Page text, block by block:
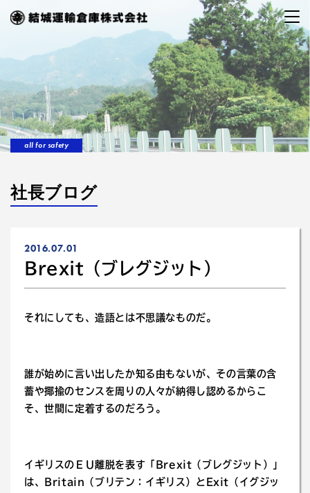
all for safety
社長ブログ
2016.07.01
Brexit（ブレグジット）
それにしても、造語とは不思議なものだ。
誰が始めに言い出したか知る由もないが、その言葉の含
蓄や揶揄のセンスを周りの人々が納得し認めるからこ
そ、世間に定着するのだろう。
イギリスのＥＵ離脱を表す「Brexit（ブレグジット）」
は、Britain（ブリテン：イギリス）とExit（イグジッ